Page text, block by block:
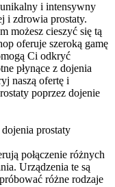
i intensywny
i zdrowia prostaty.
możesz cieszyć się tą
oferuje szeroką gamę
Ci odkryć
płynące z dojenia
naszą ofertę i
poprzez dojenie
prostaty
połączenie różnych
Urządzenia te są
różne rodzaje